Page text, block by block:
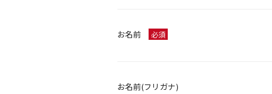
お名前 必須
お名前(フリガナ)